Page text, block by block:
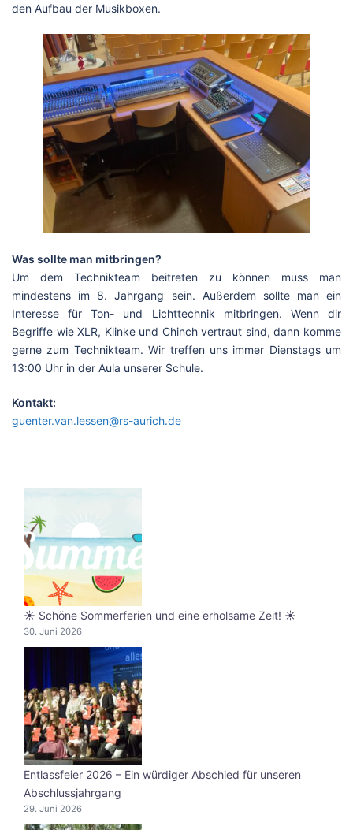
den Aufbau der Musikboxen.
Was sollte man mitbringen?
Um dem Technikteam beitreten zu können muss man
mindestens im 8. Jahrgang sein. Außerdem sollte man ein
Interesse für Ton- und Lichttechnik mitbringen. Wenn dir
Begriffe wie XLR, Klinke und Chinch vertraut sind, dann komme
gerne zum Technikteam. Wir treffen uns immer Dienstags um
13:00 Uhr in der Aula unserer Schule.
Kontakt:
guenter.van.lessen@rs-aurich.de
☀️ Schöne Sommerferien und eine erholsame Zeit! ☀️
30. Juni 2026
Entlassfeier 2026 – Ein würdiger Abschied für unseren
Abschlussjahrgang
29. Juni 2026